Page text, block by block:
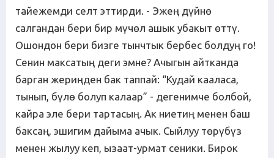
тайежемди селт эттирди. - Эжең дүйнө
салгандан бери бир мүчөл ашык убакыт өттү.
Ошондон бери бизге тынчтык бербес болдуң го!
Сенин максатың деги эмне? Ачыгын айтканда
барган жериңден бак таппай: “Кудай кааласа,
тынып, бүлө болуп калаар” - дегенимче болбой,
кайра эле бери тартасың. Ак ниетиң менен баш
баксаң, эшигим дайыма ачык. Сыйлуу төрүбүз
менен жылуу кеп, ызаат-урмат сеники. Бирок